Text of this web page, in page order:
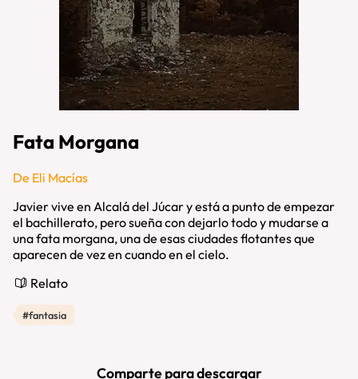
Fata Morgana
De Eli Macías
Javier vive en Alcalá del Júcar y está a punto de empezar
el bachillerato, pero sueña con dejarlo todo y mudarse a
una fata morgana, una de esas ciudades flotantes que
aparecen de vez en cuando en el cielo.
Relato
#fantasia
Comparte para descargar